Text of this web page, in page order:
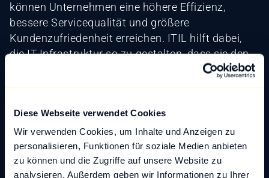
Diese Webseite verwendet Cookies
Wir verwenden Cookies, um Inhalte und Anzeigen zu
personalisieren, Funktionen für soziale Medien anbieten
zu können und die Zugriffe auf unsere Website zu
analysieren. Außerdem geben wir Informationen zu Ihrer
können Unternehmen eine höhere Effizienz,
bessere Servicequalität und größere
Kundenzufriedenheit erreichen. ITIL hilft dabei,
die IT-Infrastruktur so zu gestalten, dass sie den
Bedürfnissen des Unternehmens und seiner
Kund:innen nachhaltig gerecht wird.
Möchten Sie mehr darüber erfahren, wie ITIL Ihre
IT-Services verbessern kann? Unsere
Digitalexpert:innen stehen Ihnen zur Verfügung,
um maßgeschneiderte Lösungen für Ihr
Unternehmen zu entwickeln.Kontaktieren Sie uns